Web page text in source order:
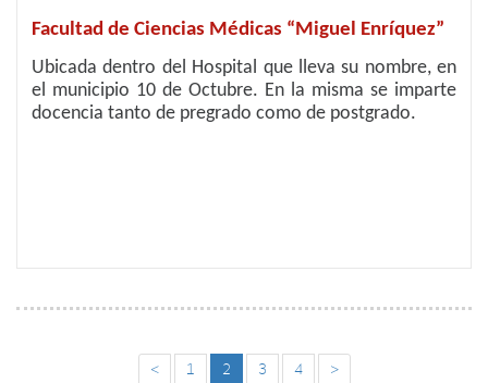
Facultad de Ciencias Médicas “Miguel Enríquez”
Ubicada dentro del Hospital que lleva su nombre, en
el municipio 10 de Octubre. En la misma se imparte
docencia tanto de pregrado como de postgrado.
< 1 2 3 4 >